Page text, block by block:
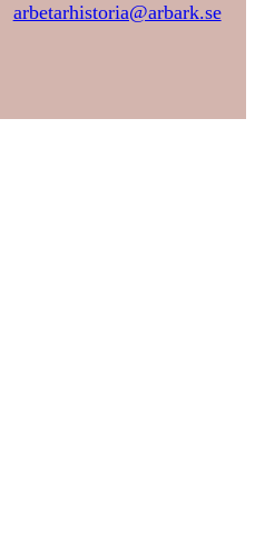
arbetarhistoria@arbark.se